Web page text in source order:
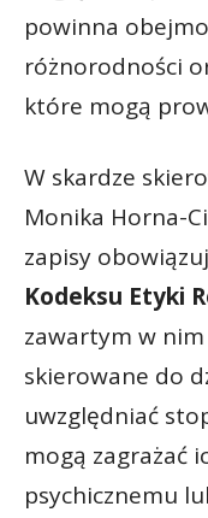
powinna
różnorodności
które mogą
W skardze
Monika Horna-
zapisy
Kodeksu Etyki
zawartym w
skierowane do
uwzględniać
mogą zagrażać
psychicznemu